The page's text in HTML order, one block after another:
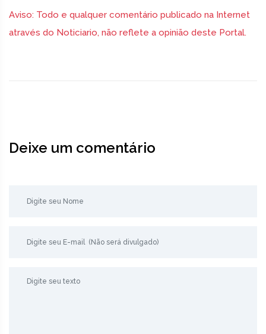
Aviso: Todo e qualquer comentário publicado na Internet
através do Noticiario, não reflete a opinião deste Portal.
Deixe um comentário